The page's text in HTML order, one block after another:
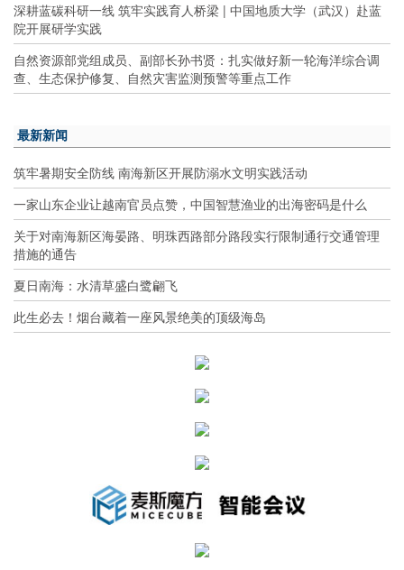
深耕蓝碳科研一线 筑牢实践育人桥梁 | 中国地质大学（武汉）赴蓝
院开展研学实践
自然资源部党组成员、副部长孙书贤：扎实做好新一轮海洋综合调
查、生态保护修复、自然灾害监测预警等重点工作
最新新闻
筑牢暑期安全防线 南海新区开展防溺水文明实践活动
一家山东企业让越南官员点赞，中国智慧渔业的出海密码是什么
关于对南海新区海晏路、明珠西路部分路段实行限制通行交通管理
措施的通告
夏日南海：水清草盛白鹭翩飞
此生必去！烟台藏着一座风景绝美的顶级海岛